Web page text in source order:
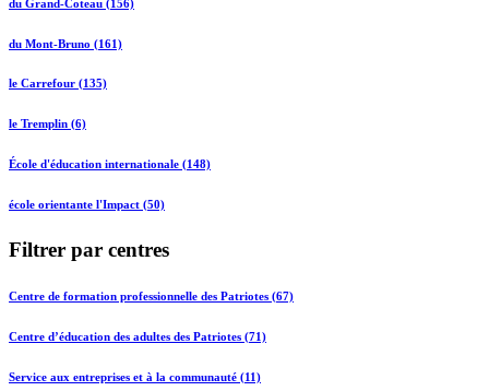
du Grand-Coteau (156)
du Mont-Bruno (161)
le Carrefour (135)
le Tremplin (6)
École d'éducation internationale (148)
école orientante l'Impact (50)
Filtrer par centres
Centre de formation professionnelle des Patriotes (67)
Centre d’éducation des adultes des Patriotes (71)
Service aux entreprises et à la communauté (11)